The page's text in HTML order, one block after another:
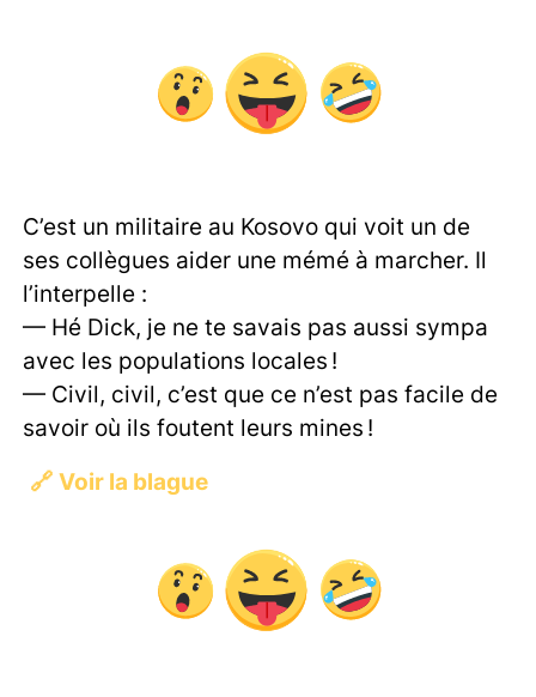
C’est un militaire au Kosovo qui voit un de
ses collègues aider une mémé à marcher. Il
l’interpelle :
— Hé Dick, je ne te savais pas aussi sympa
avec les populations locales !
— Civil, civil, c’est que ce n’est pas facile de
savoir où ils foutent leurs mines !
🔗 Voir la blague